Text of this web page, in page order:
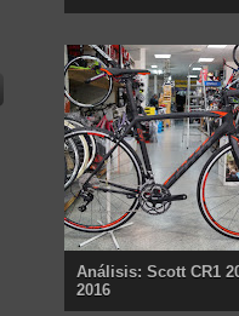
Análisis: Scott CR1
2016